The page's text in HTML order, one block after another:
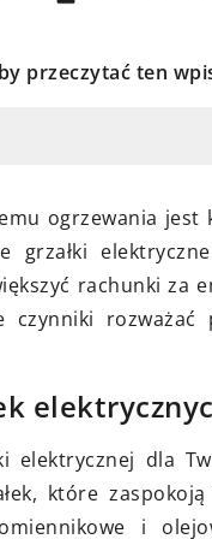
przeczytać ten
ogrzewania
grzałki
rachunki za
czynniki
elektrycznej dla
które
i
wybrać idealny
– praktyczne
porady
jak dopasować
wnętrza i jak uniknąć
Odkryj
funkcjonalne